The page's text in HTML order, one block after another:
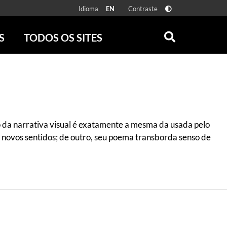
Idioma EN Contraste
TODOS OS SITES
TESTEMUNHA OCULAR
CLARICE LISPECTOR
narrativa visual é exatamente a mesma da usada pelo
sentidos; de outro, seu poema transborda senso de